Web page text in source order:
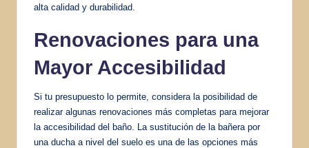
alta calidad y durabilidad.
Renovaciones para una
Mayor Accesibilidad
Si tu presupuesto lo permite, considera la posibilidad de
realizar algunas renovaciones más completas para mejorar
la accesibilidad del baño. La sustitución de la bañera por
una ducha a nivel del suelo es una de las opciones más